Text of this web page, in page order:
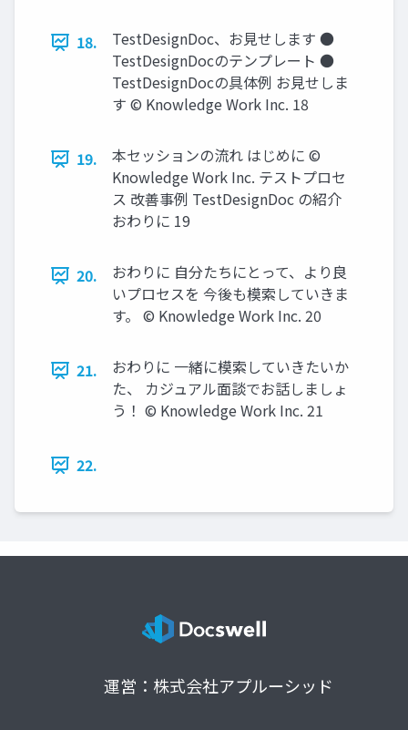
18.
TestDesignDoc、お見せします ●
TestDesignDocのテンプレート ●
TestDesignDocの具体例 お見せしま
す © Knowledge Work Inc. 18
19.
本セッションの流れ はじめに ©
Knowledge Work Inc. テストプロセ
ス 改善事例 TestDesignDoc の紹介
おわりに 19
20.
おわりに 自分たちにとって、より良
いプロセスを 今後も模索していきま
す。 © Knowledge Work Inc. 20
21.
おわりに 一緒に模索していきたいか
た、 カジュアル面談でお話しましょ
う！ © Knowledge Work Inc. 21
22.
運営：株式会社アプルーシッド